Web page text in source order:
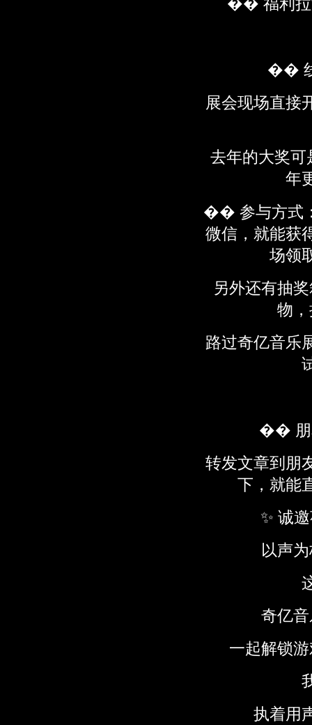
��
展会现场直接
去年的大奖可
年
�� 参与方式
微信，就能获
场领
另外还有抽
物
路过奇亿音乐
�� 朋
转发文章到朋
下，就能
✨ 诚
以声
奇亿
一起解锁
执着用